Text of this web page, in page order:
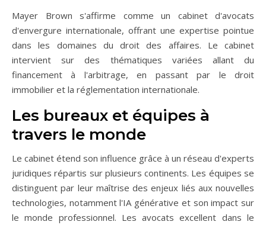
Mayer Brown s'affirme comme un cabinet d'avocats
d'envergure internationale, offrant une expertise pointue
dans les domaines du droit des affaires. Le cabinet
intervient sur des thématiques variées allant du
financement à l'arbitrage, en passant par le droit
immobilier et la réglementation internationale.
Les bureaux et équipes à
travers le monde
Le cabinet étend son influence grâce à un réseau d'experts
juridiques répartis sur plusieurs continents. Les équipes se
distinguent par leur maîtrise des enjeux liés aux nouvelles
technologies, notamment l'IA générative et son impact sur
le monde professionnel. Les avocats excellent dans le